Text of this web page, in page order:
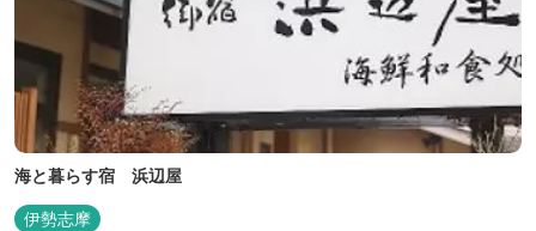
海と暮らす宿 浜辺屋
伊勢志摩